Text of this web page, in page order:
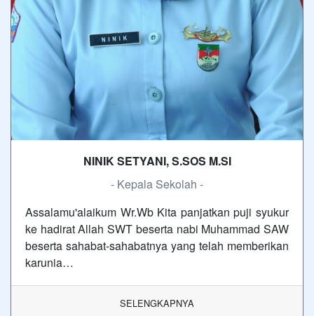
NINIK SETYANI, S.SOS M.SI
- Kepala Sekolah -
Assalamu'alaikum Wr.Wb Kita panjatkan puji syukur
ke hadirat Allah SWT beserta nabi Muhammad SAW
beserta sahabat-sahabatnya yang telah memberikan
karunia…
SELENGKAPNYA